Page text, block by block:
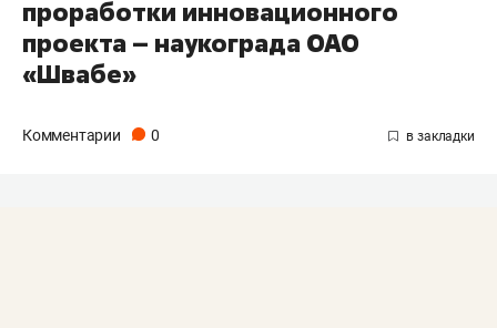
проработки инновационного
проекта – наукограда ОАО
«Швабе»
Комментарии 0